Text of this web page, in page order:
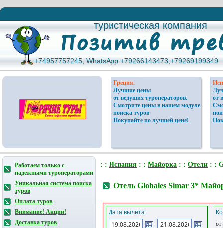
туристическая компания
туристическая компания
+74957757245, WhatsApp +79266143473,+79269199349
+74957757245, WhatsApp +79266143473,+79269199349
Греция.
Лучшие цены
от ведущих туроператоров.
Смотрите цены в нашем модуле
поиска туров
Покупайте по лучшей цене!
от
Работаем только с
надежными туроператорами
Уникальная система поиска
туров
Оплата туров
Внимание! Акции!
Доставка туров
: : Испания : : Майорка : : Отели : :
Отель Globales Simar 3*
Дата вылета:
от